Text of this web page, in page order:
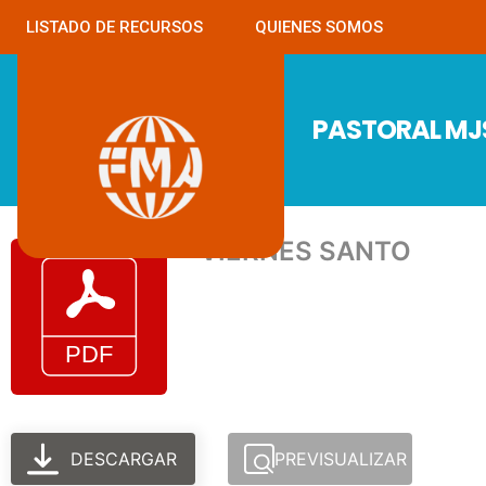
LISTADO DE RECURSOS QUIENES SOMOS
PASTORAL
VIERNES SANTO
DESCARGAR PREVISUALIZAR